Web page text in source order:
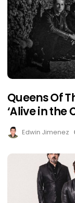
Queens Of
‘Alive in the
Edwin Jimenez